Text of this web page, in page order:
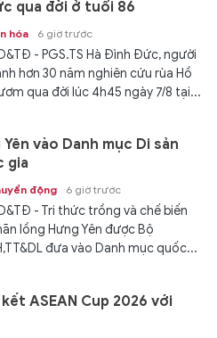
qua đời ở tuổi 86
hóa 6 giờ trước
- PGS.TS Hà Đình Đức, người
hơn 30 năm nghiên cứu rùa Hồ
qua đời lúc 4h45 ngày 7/8 tại...
vào Danh mục Di sản
gia
động 6 giờ trước
- Tri thức trồng và chế biến
lồng Hưng Yên được Bộ
đưa vào Danh mục quốc...
ASEAN Cup 2026 với